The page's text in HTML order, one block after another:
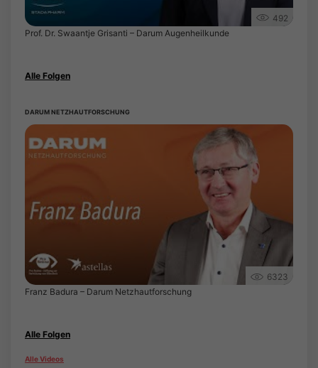
492
Prof. Dr. Swaantje Grisanti – Darum Augenheilkunde
Alle Folgen
DARUM NETZHAUTFORSCHUNG
6323
Franz Badura – Darum Netzhautforschung
Alle Folgen
Alle Videos